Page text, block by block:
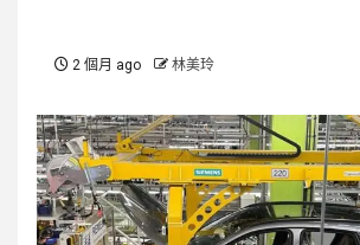
2 個月 ago 林美玲